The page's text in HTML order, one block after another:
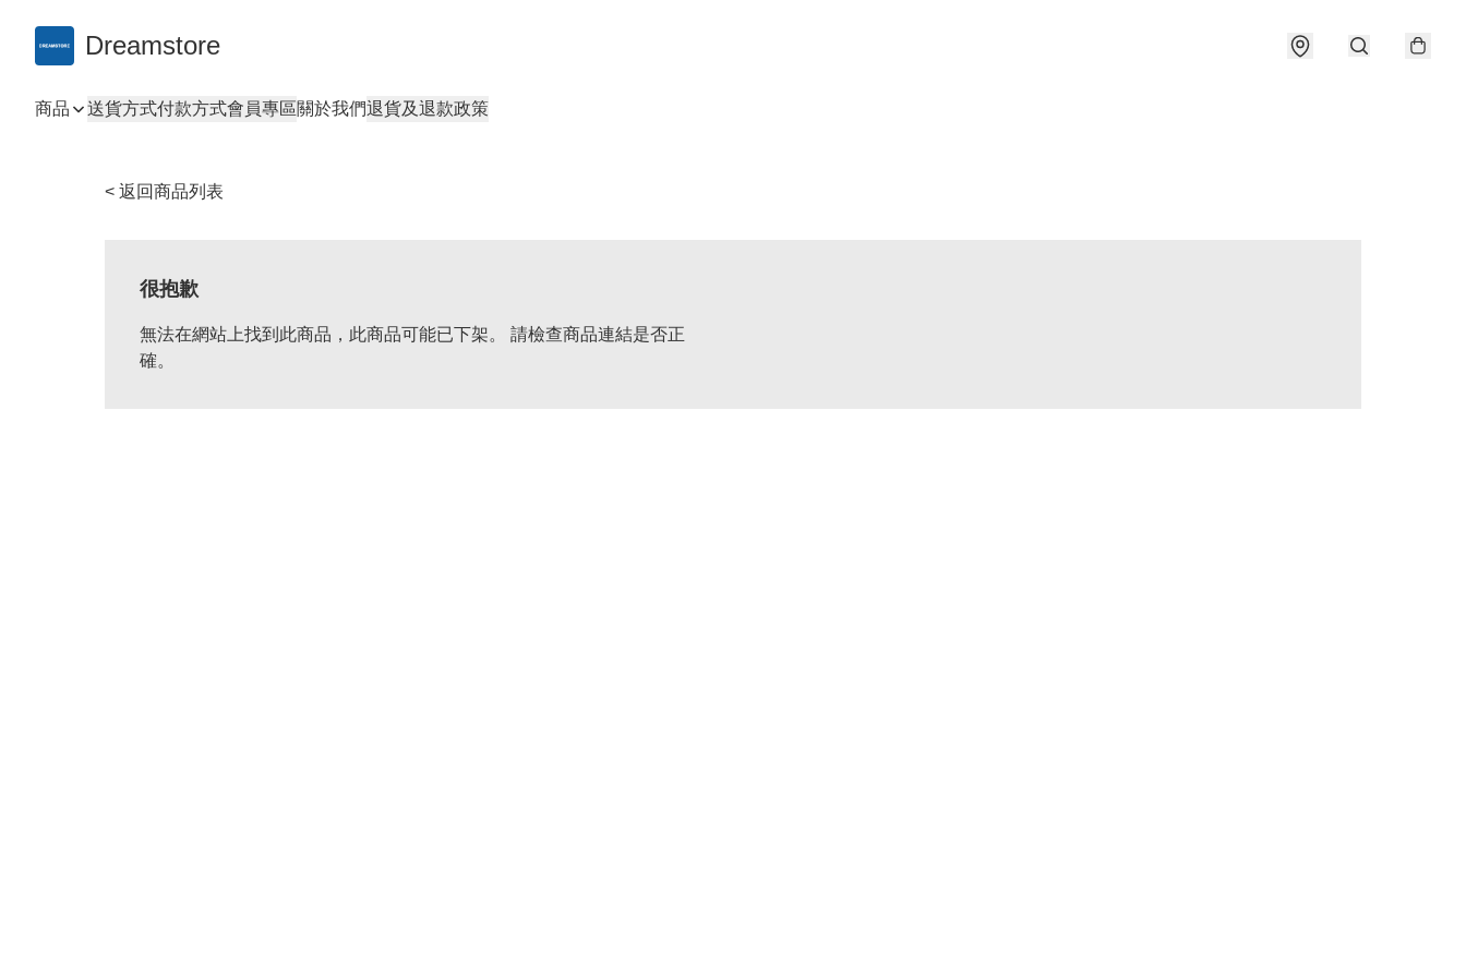
Dreamstore
商品 送貨方式付款方式會員專區關於我們退貨及退款政策
< 返回商品列表
很抱歉
無法在網站上找到此商品，此商品可能已下架。 請檢查商品連結是否正
確。